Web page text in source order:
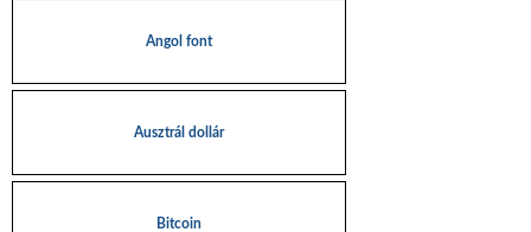
Angol font
Ausztrál dollár
Bitcoin